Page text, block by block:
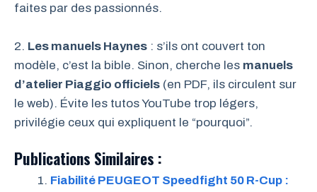
faites par des passionnés.
2. Les manuels Haynes : s’ils ont couvert ton
modèle, c’est la bible. Sinon, cherche les manuels
d’atelier Piaggio officiels (en PDF, ils circulent sur
le web). Évite les tutos YouTube trop légers,
privilégie ceux qui expliquent le “pourquoi”.
Publications Similaires :
Fiabilité PEUGEOT Speedfight 50 R-Cup :